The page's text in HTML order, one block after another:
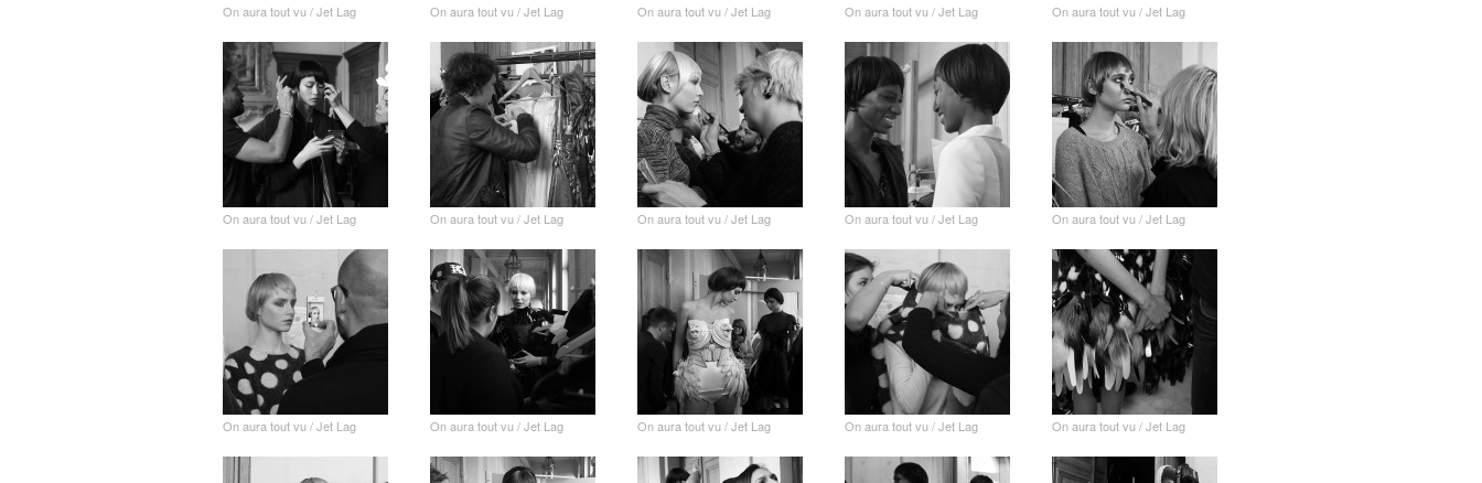
On aura tout vu / Jet Lag On aura tout vu / Jet Lag On aura tout vu / Jet Lag On aura tout vu / Jet Lag On aura tout vu / Jet Lag
On aura tout vu / Jet Lag On aura tout vu / Jet Lag On aura tout vu / Jet Lag On aura tout vu / Jet Lag On aura tout vu / Jet Lag
On aura tout vu / Jet Lag On aura tout vu / Jet Lag On aura tout vu / Jet Lag On aura tout vu / Jet Lag On aura tout vu / Jet Lag